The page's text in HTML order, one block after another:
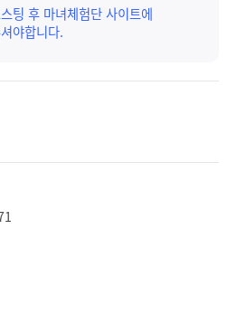
팅 후 마녀체험단 사이트에
야합니다.